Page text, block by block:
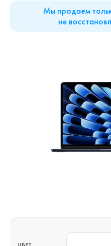
Мы продаем
не